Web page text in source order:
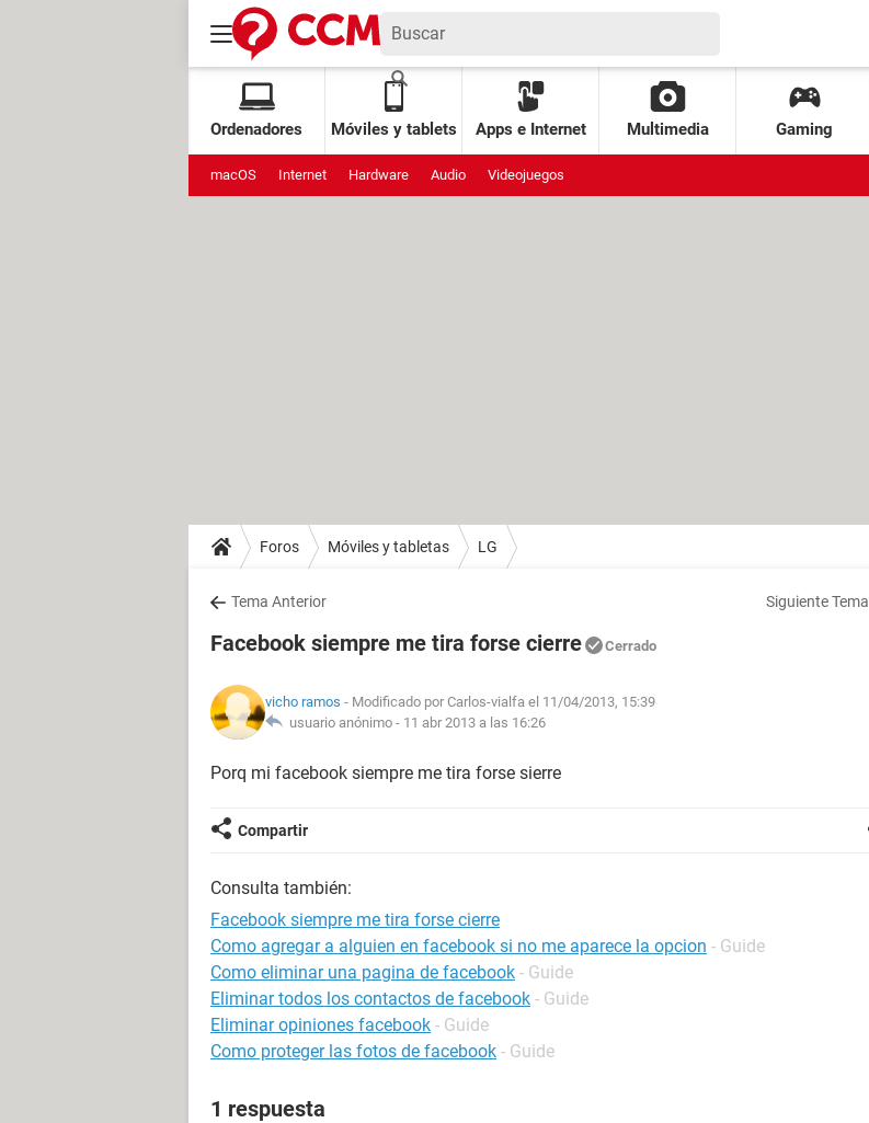
Ordenadores Móviles y tablets Apps e Internet Multimedia Gaming
macOS Internet Hardware Audio Videojuegos
Foros Móviles y tabletas LG
Tema Anterior Siguiente Tema
Facebook siempre me tira forse cierre Cerrado
vicho ramos - Modificado por Carlos-vialfa el 11/04/2013, 15:39
usuario anónimo - 11 abr 2013 a las 16:26
Porq mi facebook siempre me tira forse sierre
Compartir
Consulta también:
Facebook siempre me tira forse cierre
Como agregar a alguien en facebook si no me aparece la opcion - Guide
Como eliminar una pagina de facebook - Guide
Eliminar todos los contactos de facebook - Guide
Eliminar opiniones facebook - Guide
Como proteger las fotos de facebook - Guide
1 respuesta